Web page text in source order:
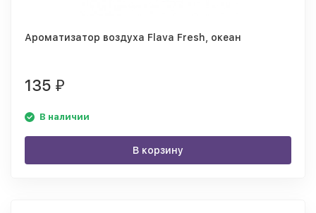
Ароматизатор воздуха Flava Fresh, океан
135 ₽
В наличии
В корзину